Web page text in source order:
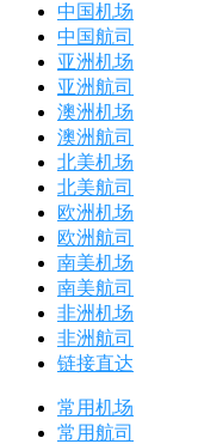
中国机场
中国航司
亚洲机场
亚洲航司
澳洲机场
澳洲航司
北美机场
北美航司
欧洲机场
欧洲航司
南美机场
南美航司
非洲机场
非洲航司
链接直达
常用机场
常用航司